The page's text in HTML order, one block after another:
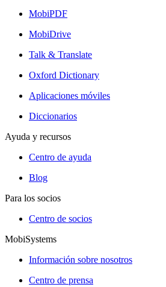
MobiPDF
MobiDrive
Talk & Translate
Oxford Dictionary
Aplicaciones móviles
Diccionarios
Ayuda y recursos
Centro de ayuda
Blog
Para los socios
Centro de socios
MobiSystems
Información sobre nosotros
Centro de prensa